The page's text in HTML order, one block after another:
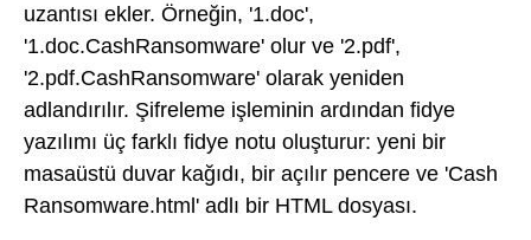
uzantısı ekler. Örneğin, '1.doc',
'1.doc.CashRansomware' olur ve '2.pdf',
'2.pdf.CashRansomware' olarak yeniden
adlandırılır. Şifreleme işleminin ardından fidye
yazılımı üç farklı fidye notu oluşturur: yeni bir
masaüstü duvar kağıdı, bir açılır pencere ve 'Cash
Ransomware.html' adlı bir HTML dosyası.